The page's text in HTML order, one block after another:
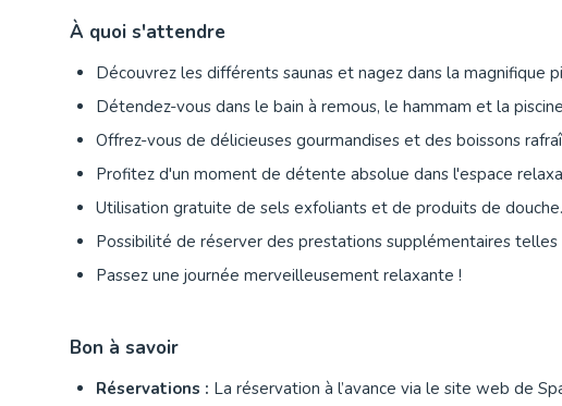
À quoi s'attendre
Découvrez les différents saunas et nagez dans la magnifique
Détendez-vous dans le bain à remous, le hammam et la
Offrez-vous de délicieuses gourmandises et des boissons
Profitez d'un moment de détente absolue dans l'espace
Utilisation gratuite de sels exfoliants et de produits de douche.
Possibilité de réserver des prestations supplémentaires telles
Passez une journée merveilleusement relaxante !
Bon à savoir
Réservations : La réservation à l’avance via le site web de